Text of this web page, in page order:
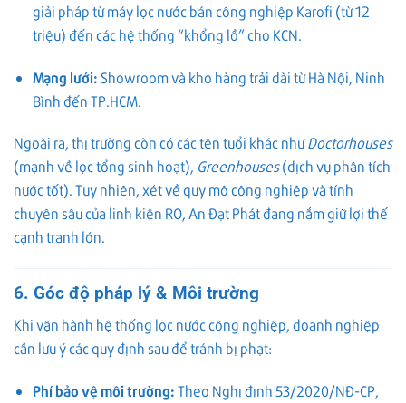
giải pháp từ máy lọc nước bán công nghiệp Karofi (từ 12
triệu) đến các hệ thống “khổng lồ” cho KCN.
Mạng lưới: Showroom và kho hàng trải dài từ Hà Nội, Ninh
Bình đến TP.HCM.
Ngoài ra, thị trường còn có các tên tuổi khác nhưDoctorhouses
(mạnh về lọc tổng sinh hoạt), Greenhouses(dịch vụ phân tích
nước tốt). Tuy nhiên, xét về quy mô công nghiệp và tính
chuyên sâu của linh kiện RO, An Đạt Phát đang nắm giữ lợi thế
cạnh tranh lớn.
6. Góc độ pháp lý & Môi trường
Khi vận hành hệ thống lọc nước công nghiệp, doanh nghiệp
cần lưu ý các quy định sau để tránh bị phạt:
Phí bảo vệ môi trường:Theo Nghị định 53/2020/NĐ-CP,